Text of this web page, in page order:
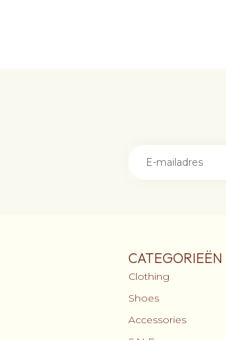
CATEGORIEËN
Clothing
Shoes
Accessories